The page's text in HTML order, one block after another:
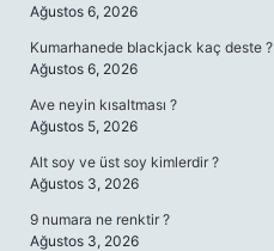
Ağustos 6, 2026
Kumarhanede blackjack kaç deste ?
Ağustos 6, 2026
Ave neyin kısaltması ?
Ağustos 5, 2026
Alt soy ve üst soy kimlerdir ?
Ağustos 3, 2026
9 numara ne renktir ?
Ağustos 3, 2026